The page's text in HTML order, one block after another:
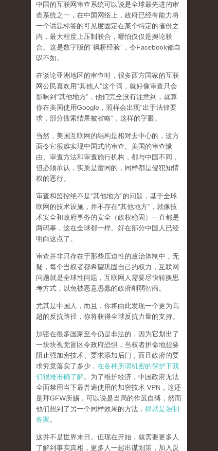
中国的互联网审查系统可以说是全球最先进的审
查系统之一，在中国网络上，政府已经有能力将
一个话题标签的可见度固定在某个特定的省份之
内，最大程度上压制联合 ，哪怕仅仅是舆论联
合。这是数字版的“枫桥经验”，令Facebook都自
叹不如。
在谈论亚洲地区的审查时，很多西方国家的互联
网公民喜欢用“其他人”这个词，就好像审查只会
影响到“其他地方”，他们完全没有注意到， 就算
你在美国使用Google，照样会出现“出于法律要
求，部分搜索结果被省略”，这样的字眼。
当然，美国互联网的结构是相对去中心的，这方
面令它很难实现中国式的审查。美国的审查缘
由、审查方法和审查施行机构，都与中国不同，
但必须承认， 实质是雷同的，同样都是侵犯知情
权的恶行。
审查和监控绝不是“其他地方”的问题，基于全球
联网的技术设施，并不存在“其他地方”，就像技
术安全和政府事务的安全（政权稳固）一直都是
两码事，这在全球都一样。好在部分中国人已经
明白这点了。
审查并非只存在于那些压迫性的政治体制中，无
疑，每个当权者都希望巩固自己的权力，互联网
问题就是全球性问题，互联网人需要尽快转换思
考方式，以免被恶意愚蠢的政府削弱智商。
尤其是中国人，而且，你将由此发现一个更为高
超的反抗路径，你将获得全球反抗力量的支持。
加密在很多国家至今仍是非法的，因为它划出了
一块块视觉盲区令政府恐惧，当权者拼命地想要
阻止强加密技术、要求添加后门，而且政府的要
求究竟落实了多少， 在各种所谓机密的保护下我
们很难准确了解。为了维护经济，中国政府无法
全面禁用当下最普遍使用的加密技术 VPN，这还
是拜GFW所赐，可以说是当局的作茧自缚，然而
他们想到了另一个同样效果的方法， 那就是强制
备案。
这并不是世界末日。但现在开始，就需要更多人
了解到事实真相，更多人一起出谋划策，加入反